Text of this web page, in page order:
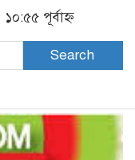
পূর্বাহ্ন
Search